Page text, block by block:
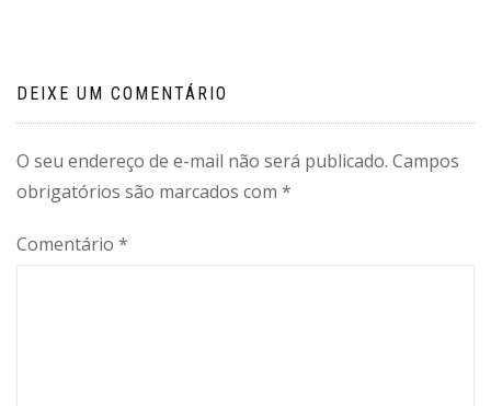
DEIXE UM COMENTÁRIO
O seu endereço de e-mail não será publicado. Campos
obrigatórios são marcados com *
Comentário *